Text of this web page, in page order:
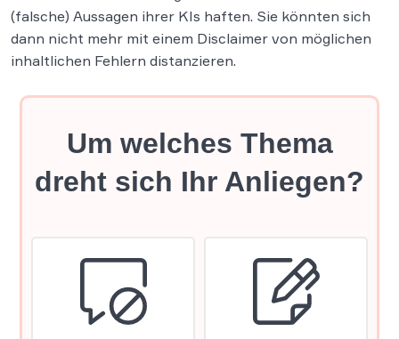
(falsche) Aussagen ihrer KIs haften. Sie könnten sich
dann nicht mehr mit einem Disclaimer von möglichen
inhaltlichen Fehlern distanzieren.